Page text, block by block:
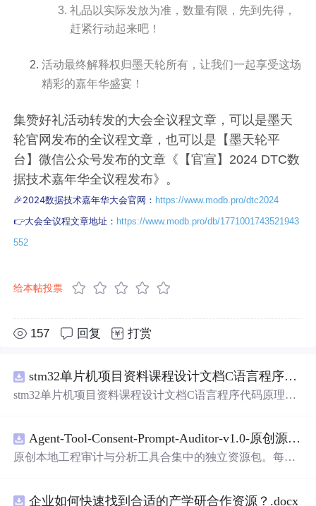
礼品以实际发放为准，数量有限，先到先得，
赶紧行动起来吧！
活动最终解释权归墨天轮所有，让我们一起享受这场
精彩的嘉年华盛宴！
集赞好礼活动转发的大会全议程文章，可以是墨天
轮官网发布的全议程文章，也可以是【墨天轮平
台】微信公众号发布的文章《【官宣】2024 DTC数
据技术嘉年华全议程发布》。
🎉2024数据技术嘉年华大会官网： https://www.modb.pro/dtc2024
👉大会全议程文章地址： https://www.modb.pro/db/1771001743521943
552
给本帖投票
157 回复 打赏
stm32单片机项目资料课程设计文档C语言程序代码原理图电路PCB实例五种PWM反馈控制模式研究
stm32单片机项目资料课程设计文档C语言程序代码原理图
Agent-Tool-Consent-Prompt-Auditor-v1.0-原创源码与文档.zip
原创本地工程审计与分析工具合集中的独立资源包。每个
README、运行说明、功能清单、MIT License及原创与授
企业如何快速找到合适的产学研合作资源？.docx